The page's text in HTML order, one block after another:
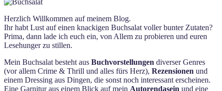
Herzlich Willkommen auf meinem Blog.
Ihr habt Lust auf einen knackigen Buchsalat voller bunter Zutaten?
Prima, dann lade ich euch ein, von Allem zu probieren und euren
Lesehunger zu stillen.
Mein Buchsalat besteht aus Buchvorstellungen diverser Genres
(vor allem Crime & Thrill und alles fürs Herz), Rezensionen und
einem Dressing aus Dingen, die sonst noch interessant erscheinen.
Eine Garnitur aus einem Blick auf mein Autorendasein und eine